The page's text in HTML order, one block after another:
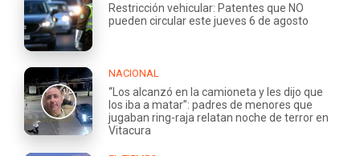
Restricción vehicular: Patentes que NO
pueden circular este jueves 6 de agosto
NACIONAL
“Los alcanzó en la camioneta y les dijo que
los iba a matar”: padres de menores que
jugaban ring-raja relatan noche de terror en
Vitacura